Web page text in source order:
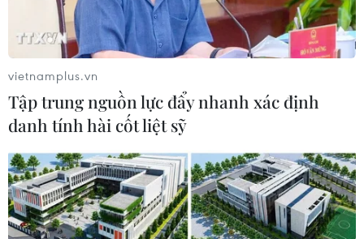
mức 86,5 tỷ USD trong năm nay
xuống còn khoảng 50 tỷ USD vào
năm 2026.
(TTXVN/Vietnam+)
vietnamplus.vn
Tập trung nguồn lực đẩy nhanh xác định
danh tính hài cốt liệt sỹ